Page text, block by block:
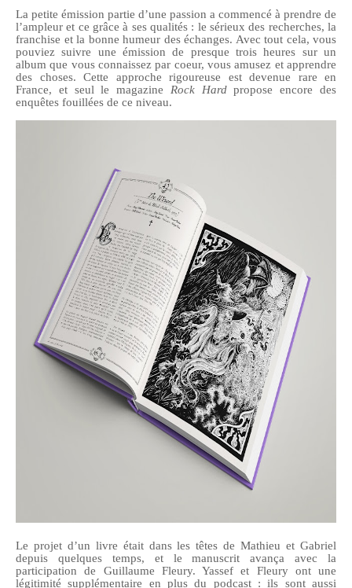
La petite émission partie d’une passion a commencé à prendre de
l’ampleur et ce grâce à ses qualités : le sérieux des recherches, la
franchise et la bonne humeur des échanges. Avec tout cela, vous
pouviez suivre une émission de presque trois heures sur un
album que vous connaissez par coeur, vous amusez et apprendre
des choses. Cette approche rigoureuse est devenue rare en
France, et seul le magazine Rock Hardpropose encore des
enquêtes fouillées de ce niveau.
Le projet d’un livre était dans les têtes de Mathieu et Gabriel
depuis quelques temps, et le manuscrit avança avec la
participation de Guillaume Fleury. Yassef et Fleury ont une
légitimité supplémentaire en plus du podcast : ils sont aussi